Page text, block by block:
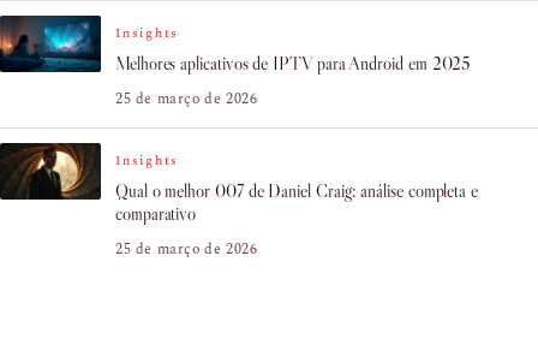
Insights
Melhores aplicativos de IPTV para Android em 2025
25 de março de 2026
Insights
Qual o melhor 007 de Daniel Craig: análise completa e
comparativo
25 de março de 2026